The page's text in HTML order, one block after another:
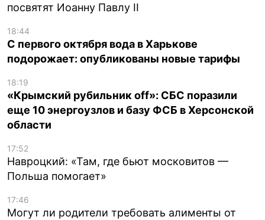
посвятят Иоанну Павлу II
18:44
С первого октября вода в Харькове
подорожает: опубликованы новые тарифы
18:19
«Крымский рубильник off»: СБС поразили
еще 10 энергоузлов и базу ФСБ в Херсонской
области
17:52
Навроцкий: «Там, где бьют московитов —
Польша помогает»
17:46
Могут ли родители требовать алименты от